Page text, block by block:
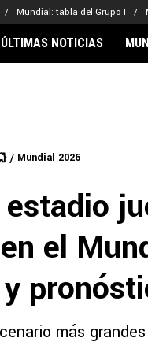
Mundial: tabla del Grupo I
ÚLTIMAS NOTICIAS
Mundial 2026
estadio
el
más